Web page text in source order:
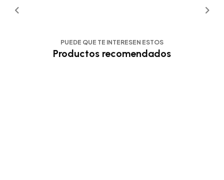
PUEDE QUE TE INTERESEN ESTOS
Productos recomendados